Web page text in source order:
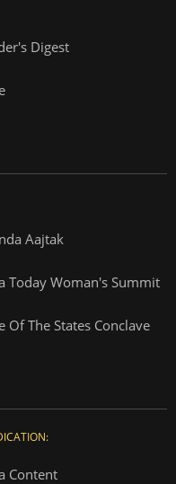
Digest
Aajtak
Today Woman's Summit
Of The States Conclave
Content